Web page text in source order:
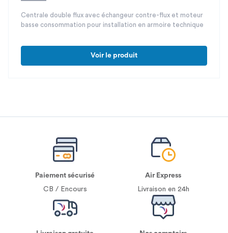
Centrale double flux avec échangeur contre-flux et moteur
basse consommation pour installation en armoire technique
Voir le produit
Paiement sécurisé
CB / Encours
Air Express
Livraison en 24h